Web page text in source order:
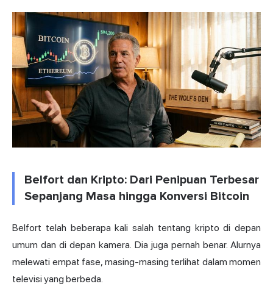
Belfort dan Kripto: Dari Penipuan Terbesar
Sepanjang Masa hingga Konversi Bitcoin
Belfort telah beberapa kali salah tentang kripto di depan
umum dan di depan kamera. Dia juga pernah benar. Alurnya
melewati empat fase, masing-masing terlihat dalam momen
televisi yang berbeda.